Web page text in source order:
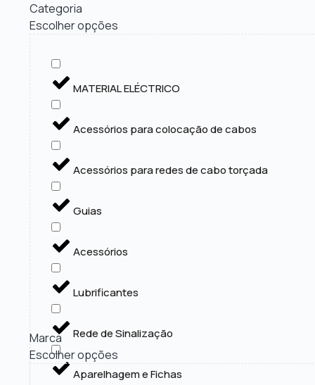
Categoria
Escolher opções
MATERIAL ELÉCTRICO
Acessórios para colocação de cabos
Acessórios para redes de cabo torçada
Guias
Acessórios
Lubrificantes
Rede de Sinalização
Aparelhagem e Fichas
Marca
Escolher opções